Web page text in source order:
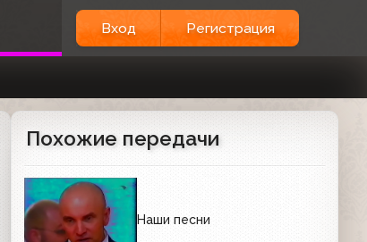
Вход Регистрация
Похожие передачи
Наши песни